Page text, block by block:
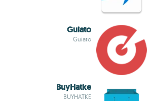
Guiato
Guiato
BuyHatke
BUYHATKE